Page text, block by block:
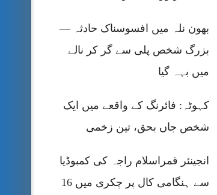
بھون نلہ میں افسوسناک حادثہ —
بزرگ شخص پلی سے گر کر نالے
میں بہہ گیا
کہوٹہ: فائرنگ کے واقعے میں ایک
شخص جاں بحق، تین زخمی
انجینئر قمراسلام راجہ کی کمبوڈیا
سے ہنگامی کال پر چکری میں 16